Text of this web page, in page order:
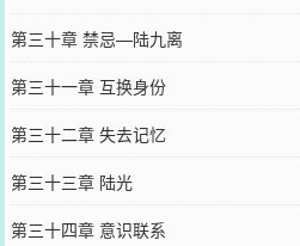
第三十章 禁忌—陆九离
第三十一章 互换身份
第三十二章 失去记忆
第三十三章 陆光
第三十四章 意识联系